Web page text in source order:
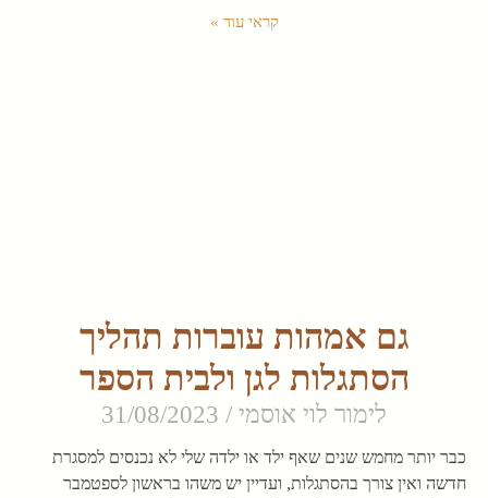
קראי עוד »
גם אמהות עוברות תהליך
הסתגלות לגן ולבית הספר
לימור לוי אוסמי
כבר יותר מחמש שנים שאף ילד או ילדה שלי לא נכנסים למסגרת
חדשה ואין צורך בהסתגלות, ועדיין יש משהו בראשון לספטמבר